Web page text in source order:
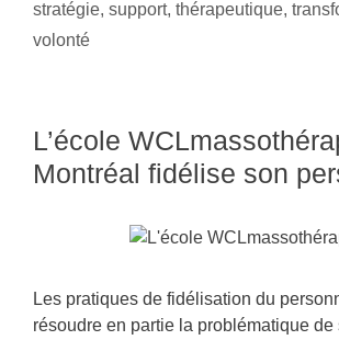
stratégie, support, thérapeutique,
volonté
L’école
Montréal fidélise son
Les pratiques de fidélisation du
résoudre en partie la problématique de